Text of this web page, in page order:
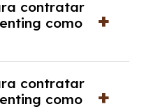
consulta de solvencia
contratar
como
y, en algunos
de la empresa
contratar
como